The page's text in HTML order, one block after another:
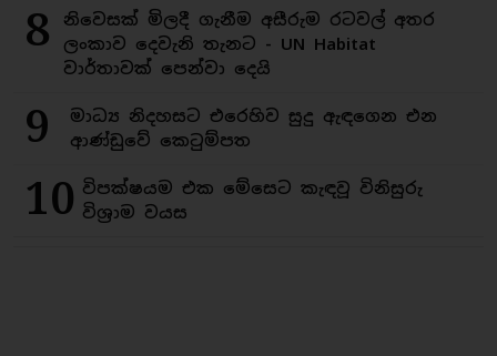
8
නිවෙසක් මිලදී ගැනීම අසීරුම රටවල් අතර
ලංකාව දෙවැනි තැනට - UN Habitat
වාර්තාවක් පෙන්වා දෙයි
9
මාධ්‍ය නිදහසට එරෙහිව සුදු ඇඳගෙන එන
ආණ්ඩුවේ කෙටුම්පත
10 විපක්ෂයම එක මේසෙට කැඳවූ විනිසුරු
විශ්‍රාම වයස